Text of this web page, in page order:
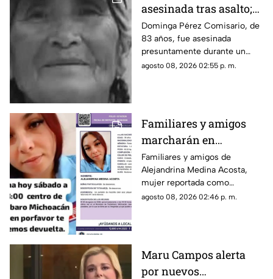
asesinada tras asalto;
le robaron los $90 que
había ganado
vendiendo cemitas
Dominga Pérez Comisario, de
83 años, fue asesinada
presuntamente durante un
asalto en Amozoc, Puebla,
agosto 08, 2026 02:55 p. m.
Familiares y amigos
marcharán en
Tacámbaro para exigir
la localización de
Alejandrina Medina
Familiares y amigos de
Alejandrina Medina Acosta,
mujer reportada como
desaparecida en Tacámbaro,
agosto 08, 2026 02:46 p. m.
Maru Campos alerta
por nuevos